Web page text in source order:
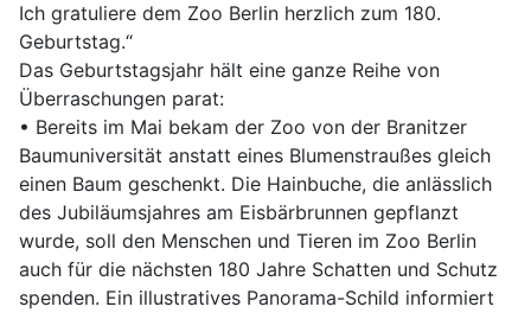
Ich gratuliere dem Zoo Berlin herzlich zum 180.
Geburtstag.“
Das Geburtstagsjahr hält eine ganze Reihe von
Überraschungen parat:
• Bereits im Mai bekam der Zoo von der Branitzer
Baumuniversität anstatt eines Blumenstraußes gleich
einen Baum geschenkt. Die Hainbuche, die anlässlich
des Jubiläumsjahres am Eisbärbrunnen gepflanzt
wurde, soll den Menschen und Tieren im Zoo Berlin
auch für die nächsten 180 Jahre Schatten und Schutz
spenden. Ein illustratives Panorama-Schild informiert